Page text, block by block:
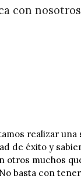
con nosotros
realizar una
de éxito y
otros muchos
basta con